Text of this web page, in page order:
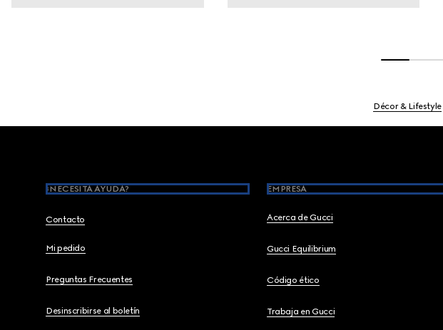
Décor & Lifestyle
¿NECESITA AYUDA?
Contacto
Mi pedido
Preguntas Frecuentes
Desinscribirse al boletín
EMPRESA
Acerca de Gucci
Gucci Equilibrium
Código ético
Trabaja en Gucci